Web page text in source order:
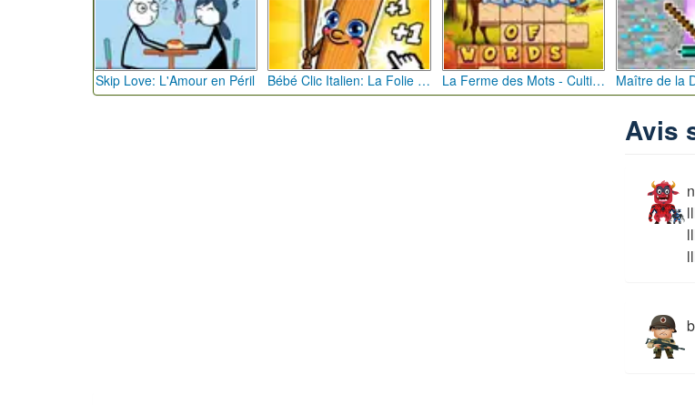
Skip Love: L'Amour en Péril Bébé Clic Italien: La Folie des Petits Bambins La Ferme des Mots - Cultivez votre Vocabulaire
Avis